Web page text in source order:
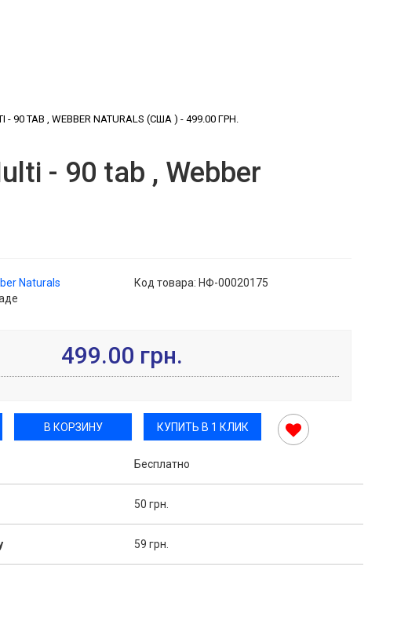
90 TAB , WEBBER NATURALS (США ) - 499.00 ГРН.
- 90 tab , Webber
Naturals
Код товара: НФ-00020175
499.00 грн.
В КОРЗИНУ КУПИТЬ В 1 КЛИК
Бесплатно
50 грн.
59 грн.